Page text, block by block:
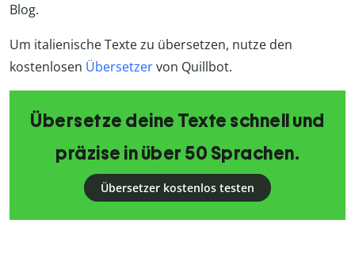
Blog.
Um italienische Texte zu übersetzen, nutze den
kostenlosen Übersetzervon Quillbot.
Übersetze deine Texte schnell und
präzise in über 50 Sprachen.
Übersetzer kostenlos testen